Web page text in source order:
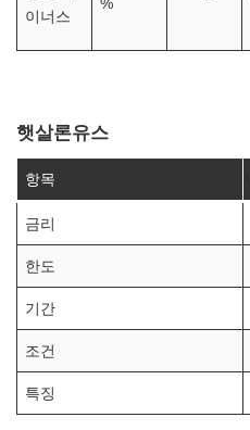
이너스
햇살론유스
항목
금리
한도
기간
조건
특징